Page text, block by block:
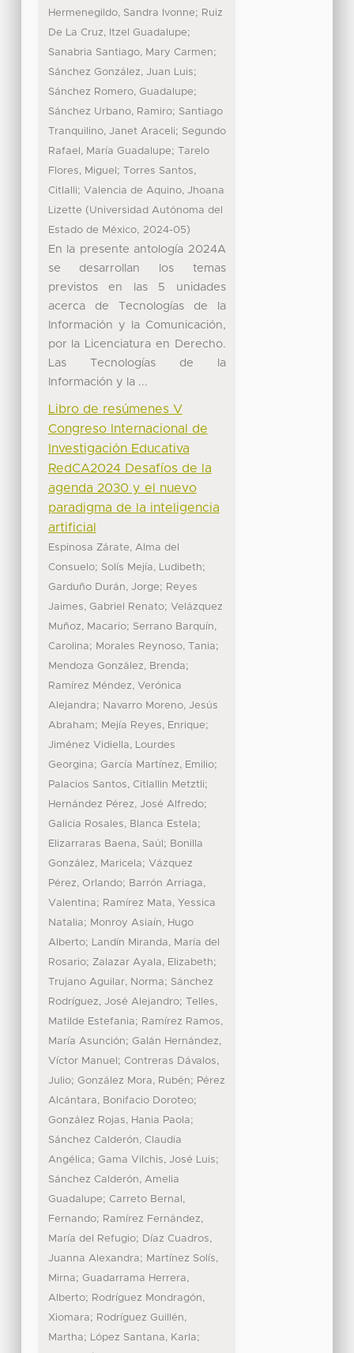
Hermenegildo, Sandra Ivonne; Ruiz
De La Cruz, Itzel Guadalupe;
Sanabria Santiago, Mary Carmen;
Sánchez González, Juan Luis;
Sánchez Romero, Guadalupe;
Sánchez Urbano, Ramiro; Santiago
Tranquilino, Janet Araceli; Segundo
Rafael, María Guadalupe;
Tarelo
Flores, Miguel ;
Torres Santos,
Citlalli; Valencia de Aquino, Jhoana
Lizette (Universidad Autónoma del
Estado de México, 2024-05)
En la presente antología 2024A
se desarrollan los temas
previstos en las 5 unidades
acerca de Tecnologías de la
Información y la Comunicación,
por la Licenciatura en Derecho.
Las Tecnologías de la
Información y la ...
Libro de resúmenes V
Congreso Internacional de
Investigación Educativa
RedCA2024 Desafíos de la
agenda 2030 y el nuevo
paradigma de la inteligencia
artificial
Espinosa Zárate, Alma del
Consuelo; Solís Mejía, Ludibeth;
Garduño Durán, Jorge; Reyes
Jaimes, Gabriel Renato; Velázquez
Muñoz, Macario; Serrano Barquín,
Carolina; Morales Reynoso, Tania;
Mendoza González, Brenda;
Ramírez Méndez, Verónica
Alejandra; Navarro Moreno, Jesús
Abraham; Mejía Reyes, Enrique;
Jiménez Vidiella, Lourdes
Georgina; García Martínez, Emilio;
Palacios Santos, Citlallin Metztli;
Hernández Pérez, José Alfredo;
Galicia Rosales, Blanca Estela;
Elizarraras Baena, Saúl ; Bonilla
González, Maricela; Vázquez
Pérez, Orlando; Barrón Arriaga,
Valentina; Ramírez Mata, Yessica
Natalia; Monroy Asiaín, Hugo
Alberto; Landín Miranda, María del
Rosario; Zalazar Ayala, Elizabeth;
Trujano Aguilar, Norma; Sánchez
Rodríguez, José Alejandro;
Telles,
Matilde Estefania; Ramírez Ramos,
María Asunción; Galán Hernández,
Víctor Manuel ; Contreras Dávalos,
Julio; González Mora, Rubén; Pérez
Alcántara, Bonifacio Doroteo;
González Rojas, Hania Paola;
Sánchez Calderón, Claudia
Angélica; Gama Vilchis, José Luis;
Sánchez Calderón, Amelia
Guadalupe; Carreto Bernal,
Fernando; Ramírez Fernández,
María del Refugio; Díaz Cuadros,
Juanna Alexandra; Martínez Solís,
Mirna; Guadarrama Herrera,
Alberto; Rodríguez Mondragón,
Xiomara; Rodríguez Guillén,
Martha; López Santana, Karla;